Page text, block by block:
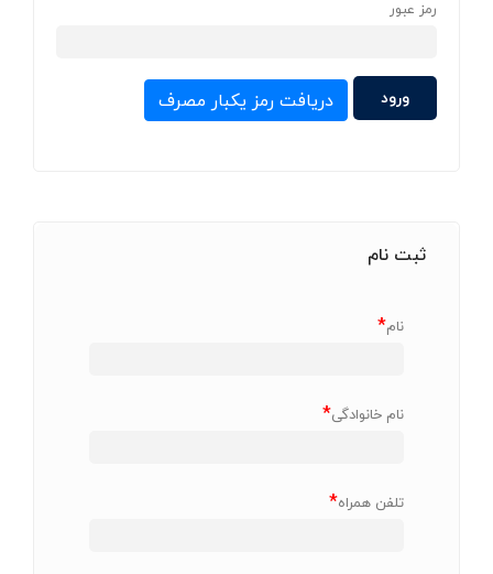
رمز عبور
دریافت رمز یکبار مصرف
ثبت نام
نام*
نام خانوادگی*
تلفن همراه*